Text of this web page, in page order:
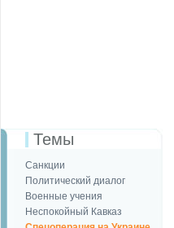
Темы
Санкции
Политический диалог
Военные учения
Неспокойный Кавказ